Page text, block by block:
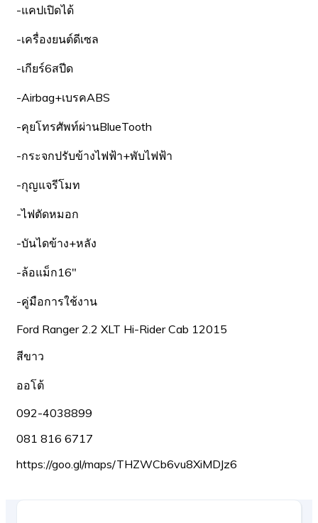
-แคปเปิดได้
-เครื่องยนต์ดีเซล
-เกียร์6สปีด
-Airbag+เบรคABS
-คุยโทรศัพท์ผ่านBlueTooth
-กระจกปรับข้างไฟฟ้า+พับไฟฟ้า
-กุญแจรีโมท
-ไฟตัดหมอก
-บันไดข้าง+หลัง
-ล้อแม็ก16″
-คู่มือการใช้งาน
Ford Ranger 2.2 XLT Hi-Rider Cab 12015
สีขาว
ออโต้
092-4038899
081 816 6717
https://goo.gl/maps/THZWCb6vu8XiMDJz6